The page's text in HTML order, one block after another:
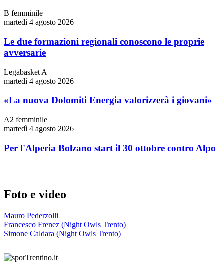
B femminile
martedì 4 agosto 2026
Le due formazioni regionali conoscono le proprie
avversarie
Legabasket A
martedì 4 agosto 2026
«La nuova Dolomiti Energia valorizzerà i giovani»
A2 femminile
martedì 4 agosto 2026
Per l'Alperia Bolzano start il 30 ottobre contro Alpo
Foto e video
Mauro Pederzolli
Francesco Frenez (Night Owls Trento)
Simone Caldara (Night Owls Trento)